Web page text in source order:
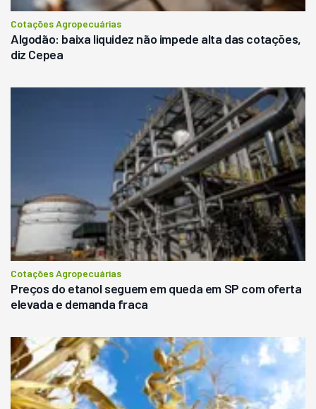
Cotações Agropecuárias
Algodão: baixa liquidez não impede alta das cotações,
diz Cepea
Cotações Agropecuárias
Preços do etanol seguem em queda em SP com oferta
elevada e demanda fraca